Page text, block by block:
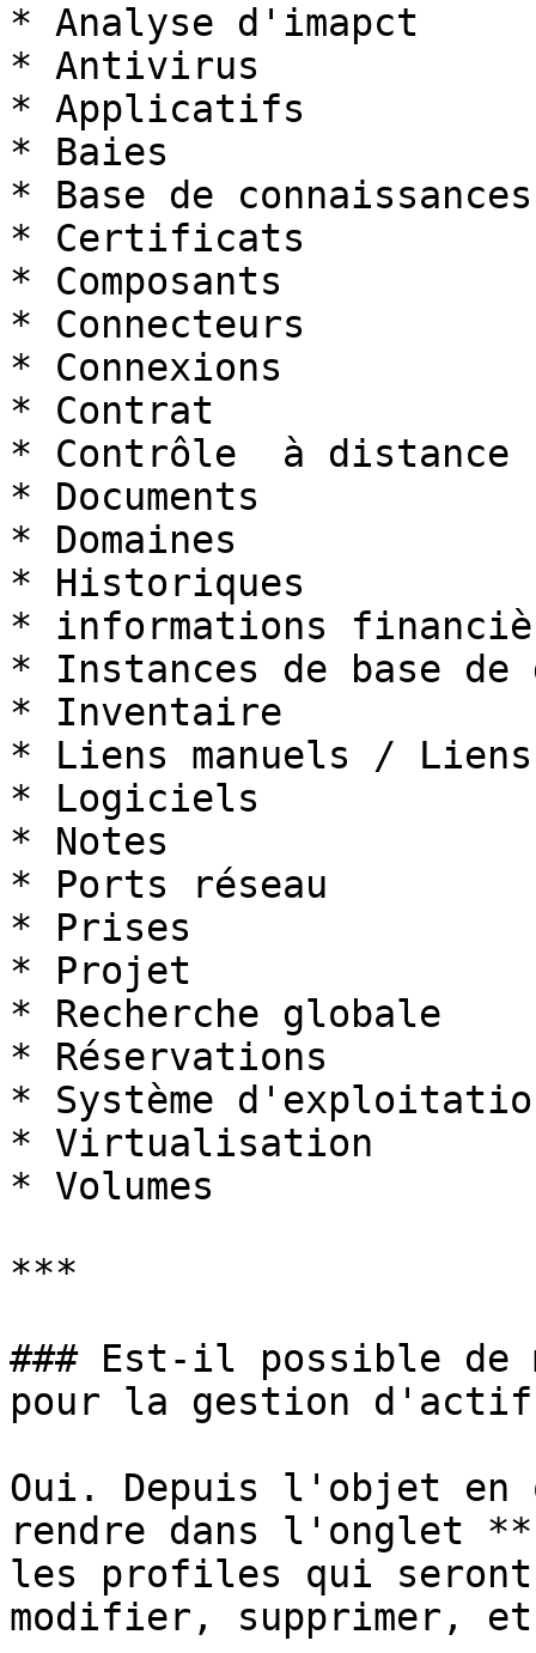
* Analyse d'imapct
* Antivirus
* Applicatifs
* Baies
* Base de connaissances
* Certificats
* Composants
* Connecteurs
* Connexions
* Contrat
* Contrôle  à distance
* Documents
* Domaines
* Historiques
* informations
* Instances de base de
* Inventaire
* Liens manuels /
* Logiciels
* Notes
* Ports réseau
* Prises
* Projet
* Recherche globale
* Réservations
* Système
* Virtualisation
* Volumes
***
### Est-il possible
pour la gestion
Oui. Depuis l'objet en
rendre dans l'onglet
les profiles qui seront
modifier, supprimer,